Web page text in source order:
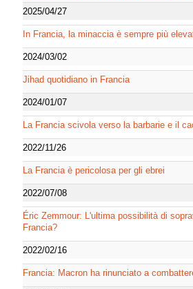
2025/04/27
In Francia, la minaccia è sempre più
2024/03/02
Jihad quotidiano in Francia
2024/01/07
La Francia scivola verso la barbarie e il
2022/11/26
La Francia è pericolosa per gli ebrei
2022/07/08
Éric Zemmour: L'ultima possibilità di
Francia?
2022/02/16
Francia: Macron ha rinunciato a